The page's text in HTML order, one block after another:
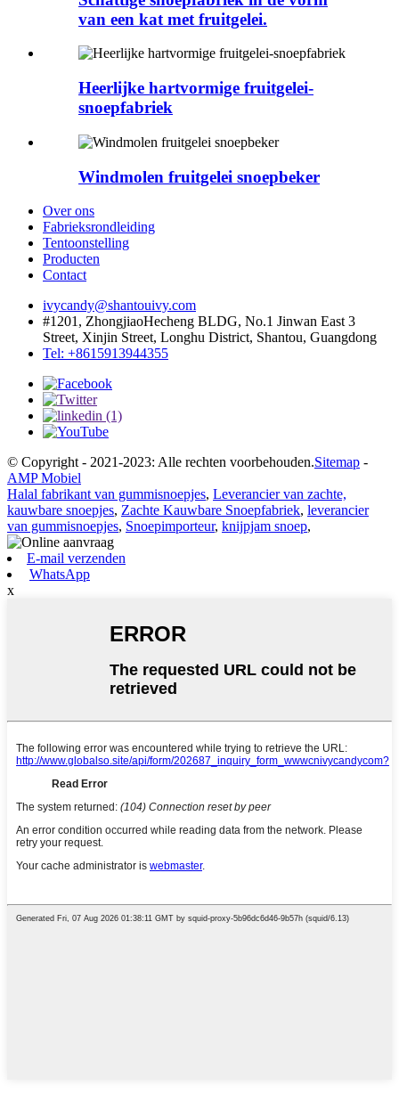
van een kat met fruitgelei.
Heerlijke hartvormige fruitgelei-
snoepfabriek
Windmolen fruitgelei snoepbeker
Over ons
Fabrieksrondleiding
Tentoonstelling
Producten
Contact
ivycandy@shantouivy.com
#1201, ZhongjiaoHecheng BLDG, No.1 Jinwan East 3
Street, Xinjin Street, Longhu District, Shantou, Guangdong
Tel: +8615913944355
© Copyright - 2021-2023: Alle rechten voorbehouden.Sitemap -
AMP Mobiel
Halal fabrikant van gummisnoepjes, Leverancier van zachte,
kauwbare snoepjes, Zachte Kauwbare Snoepfabriek, leverancier
van gummisnoepjes, Snoepimporteur, knijpjam snoep,
E-mail verzenden
WhatsApp
x